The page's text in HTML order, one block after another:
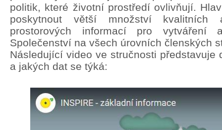
politik, které životní prostředí ovlivňují.
poskytnout větší množství kvalitních
prostorových informací pro vytváření
Společenství na všech úrovních členských
Následující video ve stručnosti představuje
a jakých dat se týká: